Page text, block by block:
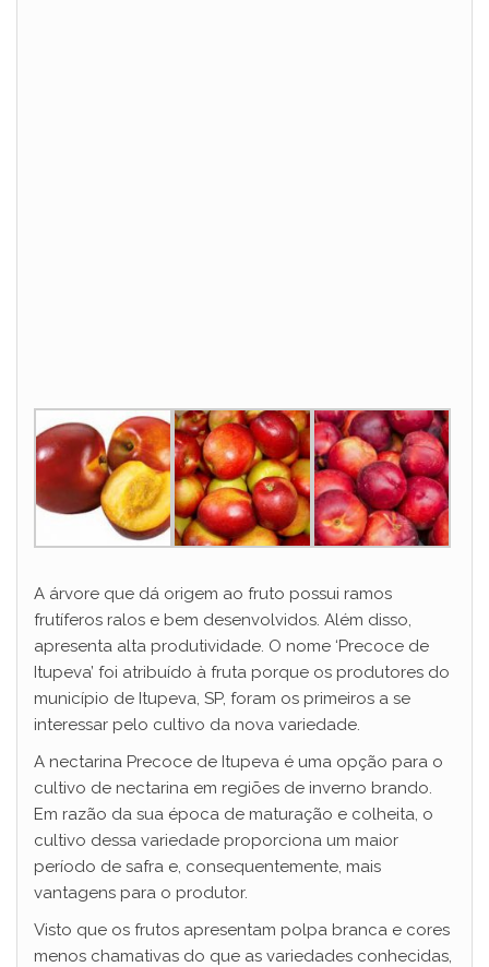
A árvore que dá origem ao fruto possui ramos
frutíferos ralos e bem desenvolvidos. Além disso,
apresenta alta produtividade. O nome ‘Precoce de
Itupeva’ foi atribuído à fruta porque os produtores do
município de Itupeva, SP, foram os primeiros a se
interessar pelo cultivo da nova variedade.
A nectarina Precoce de Itupeva é uma opção para o
cultivo de nectarina em regiões de inverno brando.
Em razão da sua época de maturação e colheita, o
cultivo dessa variedade proporciona um maior
período de safra e, consequentemente, mais
vantagens para o produtor.
Visto que os frutos apresentam polpa branca e cores
menos chamativas do que as variedades conhecidas,